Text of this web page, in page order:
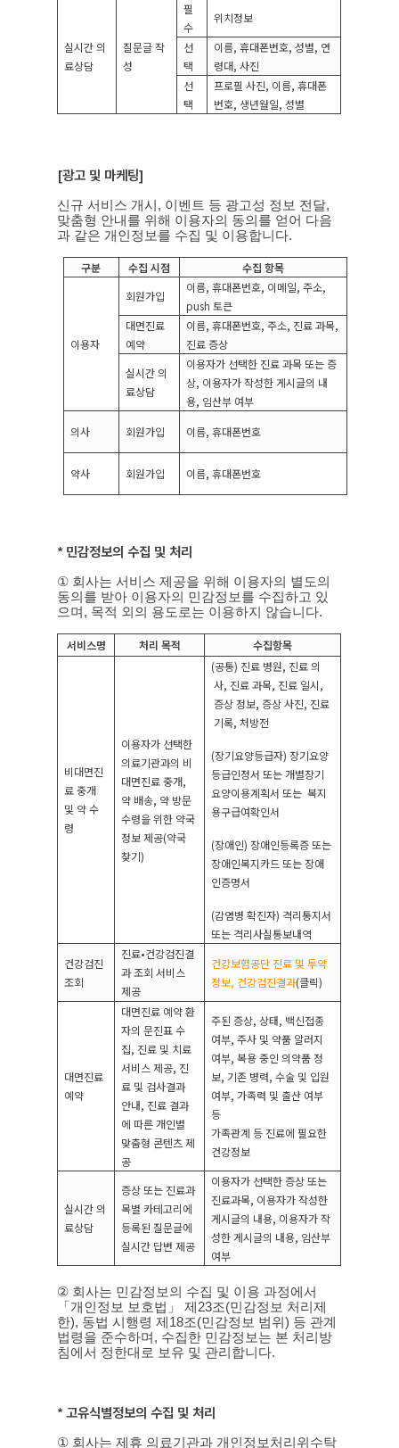
실시간 의
료상담
질문글 작
성
필
수
위치정보
선
택
이름,휴대폰번호,성별, 연
령대,사진
선
택
프로필 사진, 이름,휴대폰
번호, 생년월일,성별
[광고 및 마케팅]
신규 서비스 개시 , 이벤트 등 광고성 정보 전달,
맞춤형 안내를 위해 이용자의 동의를 얻어 다음
과 같은 개인정보를 수집 및 이용합니다.
구분 수집 시점 수집 항목
이용자
회원가입
이름, 휴대폰번호, 이메일, 주소,
push 토큰
대면진료
예약
이름, 휴대폰번호, 주소, 진료 과목,
진료 증상
실시간 의
료상담
이용자가 선택한 진료 과목 또는 증
상, 이용자가 작성한 게시글의 내
용, 임산부 여부
의사
회원가입 이름, 휴대폰번호
약사 회원가입 이름, 휴대폰번호
*민감정보의 수집 및 처리
① 회사는 서비스 제공을 위해 이용자의 별도의
동의를 받아 이용자의 민감정보를 수집하고 있
으며 , 목적 외의 용도로는 이용하지 않습니다.
서비스명 처리 목적 수집항목
비대면진
료 중개
및 약 수
령
이용자가 선택한
의료기관과의 비
대면진료 중개,
약 배송, 약 방문
수령을 위한 약국
정보 제공(약국
찾기)
(공통) 진료 병원, 진료 의
사, 진료 과목, 진료 일시,
증상 정보, 증상 사진, 진료
기록, 처방전
(장기요양등급자) 장기요양
등급인정서 또는 개별장기
요양이용계획서 또는 복지
용구급여확인서
(장애인) 장애인등록증 또는
장애인복지카드 또는 장애
인증명서
(감염병 확진자) 격리통지서
또는 격리사실통보내역
건강검진
조회
진료•건강검진결
과 조회 서비스
제공
건강보험공단 진료 및 투약
정보, 건강검진결과(클릭)
대면진료
예약
대면진료 예약 환
자의 문진표 수
집, 진료 및 치료
서비스 제공, 진
료 및 검사결과
안내, 진료 결과
에 따른 개인별
맞춤형 콘텐츠 제
공
주된 증상,상태, 백신접종
여부,주사 및 약품 알러지
여부,복용 중인 의약품 정
보,기존 병력,수술 및 입원
여부, 가족력 및 출산 여부
등
가족관계 등 진료에 필요한
건강정보
실시간 의
료상담
증상 또는 진료과
목별 카테고리에
등록된 질문글에
실시간 답변 제공
이용자가 선택한 증상 또는
진료과목, 이용자가 작성한
게시글의 내용, 이용자가 작
성한 게시글의 내용, 임산부
여부
② 회사는 민감정보의 수집 및 이용 과정에서
「개인정보 보호법」 제 23조(민감정보 처리제
한), 동법 시행령 제 18조(민감정보 범위) 등 관계
법령을 준수하며 , 수집한 민감정보는 본 처리방
침에서 정한대로 보유 및 관리합니다.
*고유식별정보의 수집 및 처리
① 회사는 제휴 의료기관과 개인정보처리위수탁